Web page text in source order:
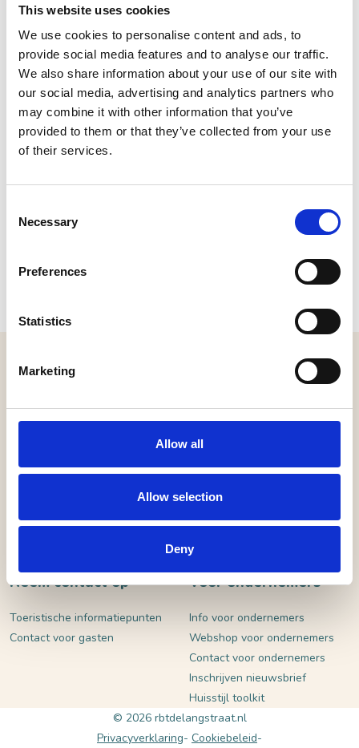
This website uses cookies
We use cookies to personalise content and ads, to
provide social media features and to analyse our traffic.
We also share information about your use of our site with
our social media, advertising and analytics partners who
may combine it with other information that you’ve
provided to them or that they’ve collected from your use
of their services.
Selection
Necessary
Preferences
Statistics
Marketing
Allow all
Allow selection
Deny
Markt 2, 5141 GP Waalwijk
0416-224496
Stuur een e-mail
Plan je route
Bekijk website
Neem contact op
Toeristische informatiepunten
Contact voor gasten
Voor ondernemers
Info voor ondernemers
Webshop voor ondernemers
Contact voor ondernemers
Inschrijven nieuwsbrief
Huisstijl toolkit
© 2026 rbtdelangstraat.nl
Privacyverklaring Cookiebeleid